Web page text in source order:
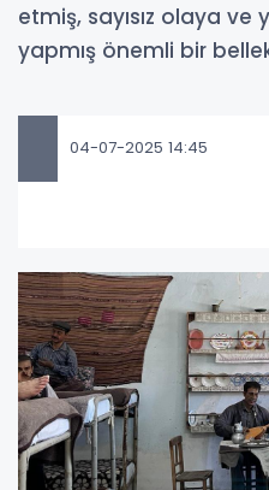
etmiş, sayısız olaya
yapmış önemli bir
04-07-2025 14:45